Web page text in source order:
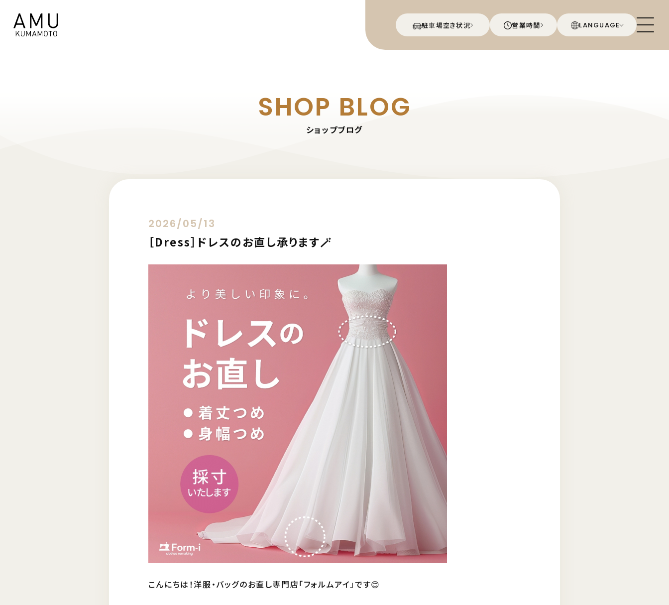
駐車場空き状況 営業時間 LANGUAGE
SHOP BLOG
ショップブログ
2026/05/13
［Dress］ドレスのお直し承ります🪄
こんにちは！洋服・バッグのお直し専門店「フォルムアイ」です😊